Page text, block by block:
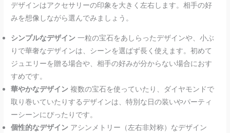
デザインはアクセサリーの印象を大きく左右します。相手の好
みを想像しながら選んでみましょう。
シンプルなデザイン 一粒の宝石をあしらったデザインや、小ぶ
りで華奢なデザインは、シーンを選ばず長く使えます。初めて
ジュエリーを贈る場合や、相手の好みが分からない場合におす
すめです。
華やかなデザイン 複数の宝石を使っていたり、ダイヤモンドで
取り巻いていたりするデザインは、特別な日の装いやパーティ
ーシーンにぴったりです。
個性的なデザイン アシンメトリー（左右非対称）なデザイン